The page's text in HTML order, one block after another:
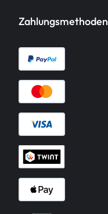
Zahlungsmethoden